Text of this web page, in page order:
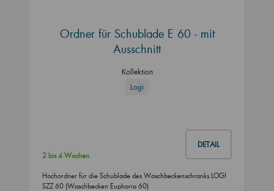
Ordner für Schublade E 60 - mit
Ausschnitt
Kollektion
Logi
DETAIL
2 bis 4 Wochen
Hochordner für die Schublade des Waschbeckenschranks LOGI
SZZ 60 (Waschbecken Euphoria 60)